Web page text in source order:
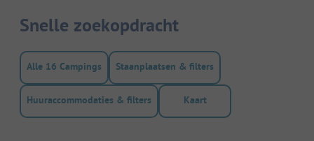
Snelle zoekopdracht
Alle 16 Campings Staanplaatsen & filters
Huuraccommodaties & filters Kaart